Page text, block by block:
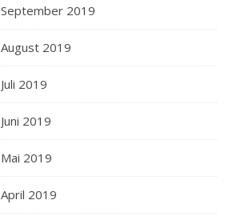
September 2019
August 2019
Juli 2019
Juni 2019
Mai 2019
April 2019